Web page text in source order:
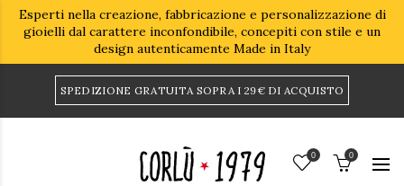
Esperti nella creazione, fabbricazione e personalizzazione di
gioielli dal carattere inconfondibile, concepiti con stile e un
design autenticamente Made in Italy
SPEDIZIONE GRATUITA SOPRA I 29€ DI ACQUISTO
0 0